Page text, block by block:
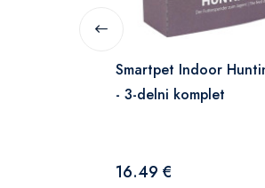
Smartpet Indoor
- 3-delni komplet
16.49 €